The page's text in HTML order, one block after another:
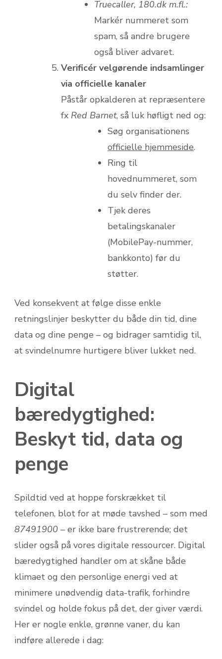
Truecaller, 180.dk m.fl.:
Markér nummeret som
spam, så andre brugere
også bliver advaret.
Verificér velgørende indsamlinger
via officielle kanaler
Påstår opkalderen at repræsentere
fx Red Barnet, så luk høfligt ned og:
Søg organisationens
officielle hjemmeside.
Ring til
hovednummeret, som
du selv finder der.
Tjek deres
betalingskanaler
(MobilePay-nummer,
bankkonto) før du
støtter.
Ved konsekvent at følge disse enkle
retningslinjer beskytter du både din tid, dine
data og dine penge – og bidrager samtidig til,
at svindelnumre hurtigere bliver lukket ned.
Digital
bæredygtighed:
Beskyt tid, data og
penge
Spildtid ved at hoppe forskrækket til
telefonen, blot for at møde tavshed – som med
87491900 – er ikke bare frustrerende; det
slider også på vores digitale ressourcer. Digital
bæredygtighed handler om at skåne både
klimaet og den personlige energi ved at
minimere unødvendig data-trafik, forhindre
svindel og holde fokus på det, der giver værdi.
Her er nogle enkle, grønne vaner, du kan
indføre allerede i dag: